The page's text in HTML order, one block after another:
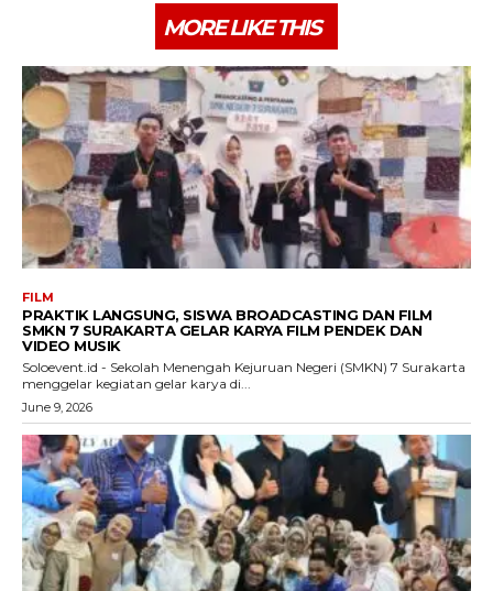
MORE LIKE THIS
FILM
PRAKTIK LANGSUNG, SISWA BROADCASTING DAN FILM
SMKN 7 SURAKARTA GELAR KARYA FILM PENDEK DAN
VIDEO MUSIK
Soloevent.id - Sekolah Menengah Kejuruan Negeri (SMKN) 7 Surakarta
menggelar kegiatan gelar karya di...
June 9, 2026